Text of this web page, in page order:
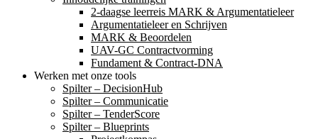
2-daagse leerreis MARK & Argumentatieleer
Argumentatieleer en Schrijven
MARK & Beoordelen
UAV-GC Contractvorming
Fundament & Contract-DNA
Werken met onze tools
Spilter – DecisionHub
Spilter – Communicatie
Spilter – TenderScore
Spilter – Blueprints